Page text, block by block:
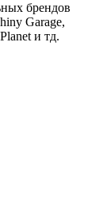
брендов
Garage,
и тд.